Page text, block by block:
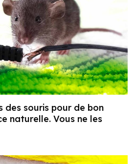
des souris pour de bon
naturelle. Vous ne les